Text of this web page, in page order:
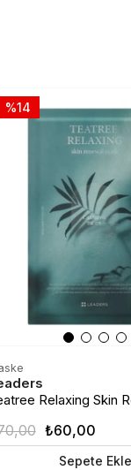
Relaxing Skin
Ağacı Özlü
₺60,00
Sepete Ekle
%14